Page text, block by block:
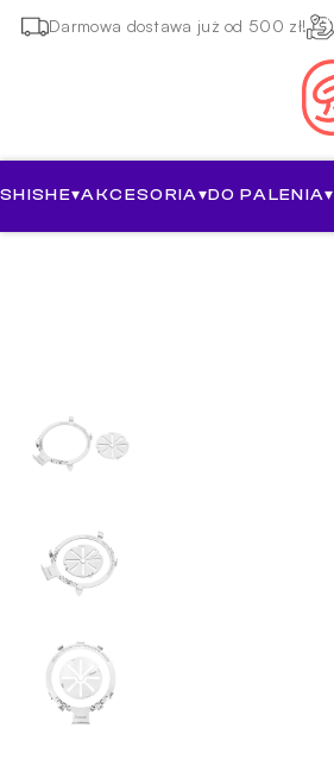
Darmowa dostawa już od 500 zł!
SHISHE▾AKCESORIA▾DO PALENIA▾